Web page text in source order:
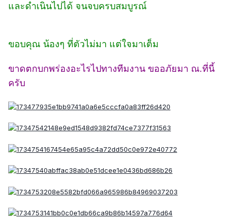
และดำเนินไปได้ จนจบครบสมบูรณ์
ขอบคุณ น้องๆ ที่ตัวไม่มา แต่ใจมาเต็ม
ขาดตกบกพร่องอะไรไปทางทีมงาน ขออภัยมา ณ.ที่นี้
ครับ